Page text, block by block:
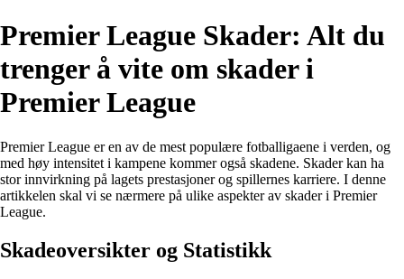
Premier League Skader: Alt du
trenger å vite om skader i
Premier League
Premier League er en av de mest populære fotballigaene i verden, og
med høy intensitet i kampene kommer også skadene. Skader kan ha
stor innvirkning på lagets prestasjoner og spillernes karriere. I denne
artikkelen skal vi se nærmere på ulike aspekter av skader i Premier
League.
Skadeoversikter og Statistikk